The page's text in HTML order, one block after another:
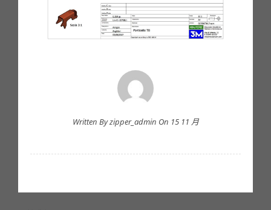
Written By zipper_admin On 15 11 月